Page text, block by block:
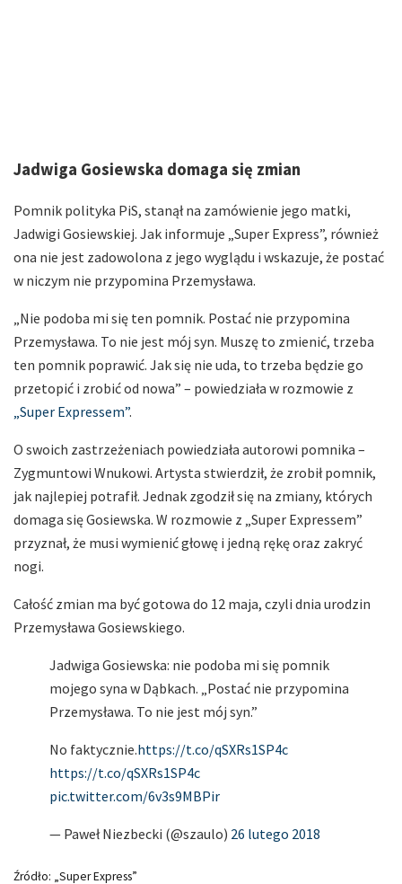
Jadwiga Gosiewska domaga się zmian
Pomnik polityka PiS, stanął na zamówienie jego matki,
Jadwigi Gosiewskiej. Jak informuje „Super Express”, również
ona nie jest zadowolona z jego wyglądu i wskazuje, że postać
w niczym nie przypomina Przemysława.
„Nie podoba mi się ten pomnik. Postać nie przypomina
Przemysława. To nie jest mój syn. Muszę to zmienić, trzeba
ten pomnik poprawić. Jak się nie uda, to trzeba będzie go
przetopić i zrobić od nowa” – powiedziała w rozmowie z
„Super Expressem”.
O swoich zastrzeżeniach powiedziała autorowi pomnika –
Zygmuntowi Wnukowi. Artysta stwierdził, że zrobił pomnik,
jak najlepiej potrafił. Jednak zgodził się na zmiany, których
domaga się Gosiewska. W rozmowie z „Super Expressem”
przyznał, że musi wymienić głowę i jedną rękę oraz zakryć
nogi.
Całość zmian ma być gotowa do 12 maja, czyli dnia urodzin
Przemysława Gosiewskiego.
Jadwiga Gosiewska: nie podoba mi się pomnik
mojego syna w Dąbkach. „Postać nie przypomina
Przemysława. To nie jest mój syn.”
No faktycznie.https://t.co/qSXRs1SP4c
https://t.co/qSXRs1SP4c
pic.twitter.com/6v3s9MBPir
— Paweł Niezbecki (@szaulo) 26 lutego 2018
Źródło: „Super Express”